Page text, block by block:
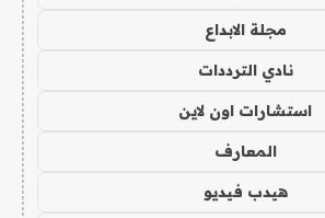
مجلة الابداع
نادي الترددات
استشارات اون لاين
المعارف
هيدب فيديو